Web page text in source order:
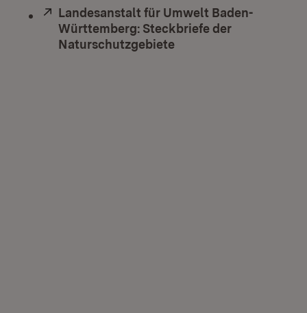
Extern:
Landesanstalt für Umwelt Baden-
Württemberg: Steckbriefe der
Naturschutzgebiete